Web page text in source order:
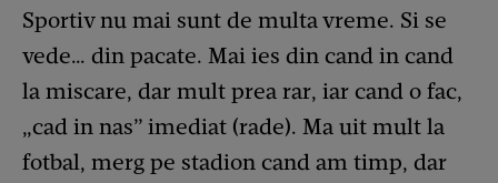
Sportiv nu mai sunt de multa vreme. Si se
vede… din pacate. Mai ies din cand in cand
la miscare, dar mult prea rar, iar cand o fac,
„cad in nas” imediat (rade). Ma uit mult la
fotbal, merg pe stadion cand am timp, dar